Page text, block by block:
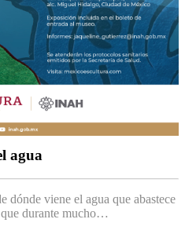
agua
dónde viene el agua que abastece
durante mucho…